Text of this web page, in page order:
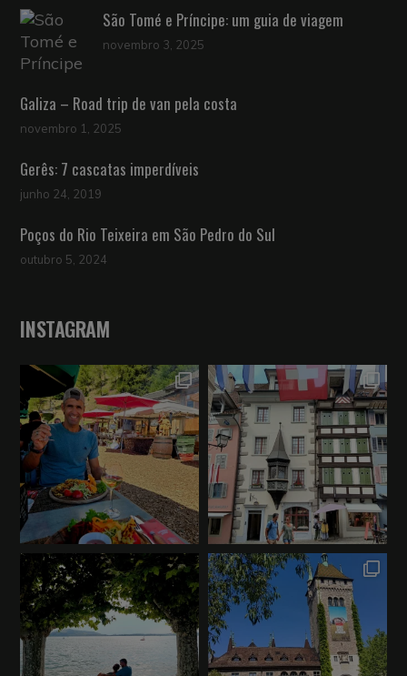
São Tomé e Príncipe: um guia de viagem
novembro 3, 2025
Galiza – Road trip de van pela costa
novembro 1, 2025
Gerês: 7 cascatas imperdíveis
junho 24, 2019
Poços do Rio Teixeira em São Pedro do Sul
outubro 5, 2024
INSTAGRAM